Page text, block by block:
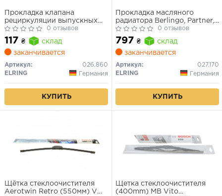
Прокладка клапана
рециркуляции выпускных
газов
0 отзывов
117 ₴
склад
заканчивается
Артикул:
026.860
ELRING
Германия
КУПИТЬ
Прокладка масляного
радиатора Berlingo, Partner,
Nemo 1.4/1.6 HDi (комплект)
0 отзывов
797 ₴
склад
заканчивается
Артикул:
027.170
ELRING
Германия
КУПИТЬ
Щётка стеклоочистителя
Aerotwin Retro (550мм) VW
Щетка стеклоочистителя
(400mm) MB Vito